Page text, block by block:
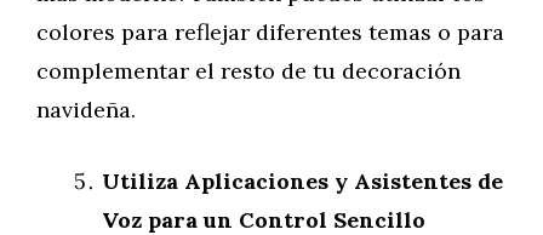
colores para reflejar diferentes temas o para
complementar el resto de tu decoración
navideña.
Utiliza Aplicaciones y Asistentes de
Voz para un Control Sencillo